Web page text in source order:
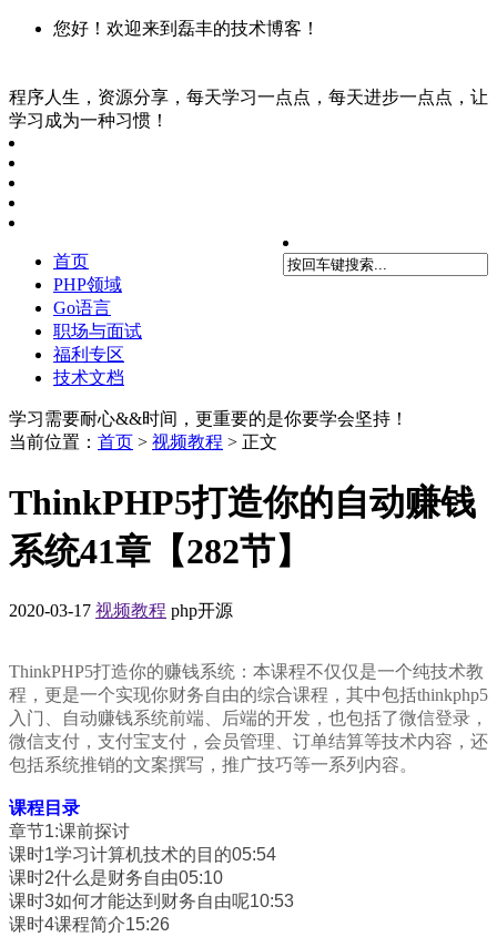
您好！欢迎来到磊丰的技术博客！
程序人生，资源分享，每天学习一点点，每天进步一点点，让
学习成为一种习惯！
首页
PHP领域
Go语言
职场与面试
福利专区
技术文档
学习需要耐心&&时间，更重要的是你要学会坚持！
当前位置： 首页 > 视频教程 > 正文
ThinkPHP5打造你的自动赚钱
系统41章【282节】
2020-03-17 视频教程 php开源
ThinkPHP5打造你的赚钱系统：本课程不仅仅是一个纯技术教
程，更是一个实现你财务自由的综合课程，其中包括thinkphp5
入门、自动赚钱系统前端、后端的开发，也包括了微信登录，
微信支付，支付宝支付，会员管理、订单结算等技术内容，还
包括系统推销的文案撰写，推广技巧等一系列内容。
课程目录
章节1:课前探讨
课时1学习计算机技术的目的05:54
课时2什么是财务自由05:10
课时3如何才能达到财务自由呢10:53
课时4课程简介15:26